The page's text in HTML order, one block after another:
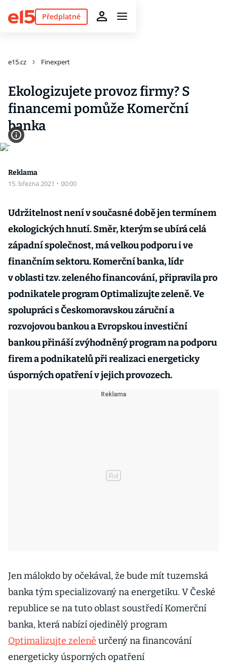
Předplatné
e15.cz Finexpert
Ekologizujete provoz firmy? S
financemi pomůže Komerční
banka
Reklama
15. března 2021 · 00:00
Udržitelnost není v současné době jen termínem
ekologických hnutí. Směr, kterým se ubírá celá
západní společnost, má velkou podporu i ve
finančním sektoru. Komerční banka, lídr
v oblasti tzv. zeleného financování, připravila pro
podnikatele program Optimalizujte zeleně. Ve
spolupráci s Českomoravskou záruční a
rozvojovou bankou a Evropskou investiční
bankou přináší zvýhodněný program na podporu
firem a podnikatelů při realizaci energeticky
úsporných opatření v jejich provozech.
Jen málokdo by očekával, že bude mít tuzemská
banka tým specializovaný na energetiku. V České
republice se na tuto oblast soustředí Komerční
banka, která nabízí ojedinělý program
Optimalizujte zeleně určený na financování
energeticky úsporných opatření